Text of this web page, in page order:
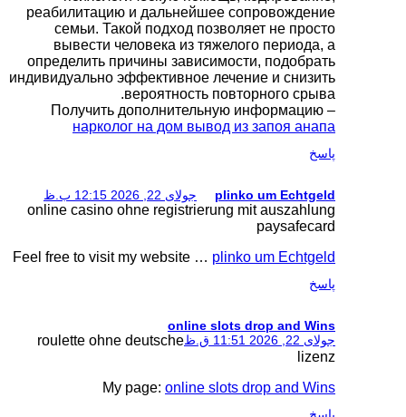
реабилитацию и
семьи. Такой
вывести
определить
индивидуально
Получить
нарколог на
online casino ohne
Feel free to visit my
roulette ohne